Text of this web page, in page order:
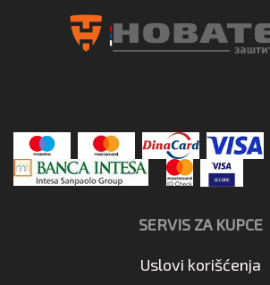
SERVIS ZA KUPCE
Uslovi korišćenja